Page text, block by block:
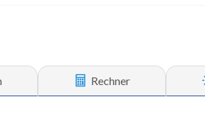
Rechner